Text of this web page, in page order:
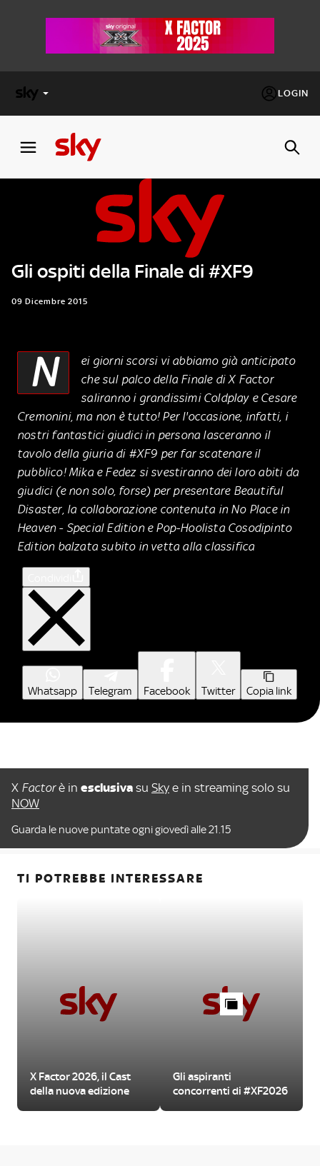
LOGIN
FACTOR
Cos’altro vedere:
PROGRAMMI SKY
SKY.IT
Gli ospiti della Finale di #XF9
09 Dicembre 2015
N
ei giorni scorsi vi abbiamo già anticipato
che sul palco della Finale di X Factor
saliranno i grandissimi Coldplay e Cesare
Cremonini, ma non è tutto! Per l'occasione, infatti, i
nostri fantastici giudici in persona lasceranno il
tavolo della giuria di #XF9 per far scatenare il
pubblico! Mika e Fedez si svestiranno dei loro abiti da
giudici (e non solo, forse) per presentare Beautiful
Disaster, la collaborazione contenuta in No Place in
Heaven - Special Edition e Pop-Hoolista Cosodipinto
Edition balzata subito in vetta alla classifica
Whatsapp Telegram Facebook Twitter Copia link
X Factorè in esclusiva su Sky e in streaming solo su
NOW
Guarda le nuove puntate ogni giovedì alle 21.15
TI POTREBBE INTERESSARE
X Factor 2026, il Cast
della nuova edizione
Gli aspiranti
concorrenti di #XF2026